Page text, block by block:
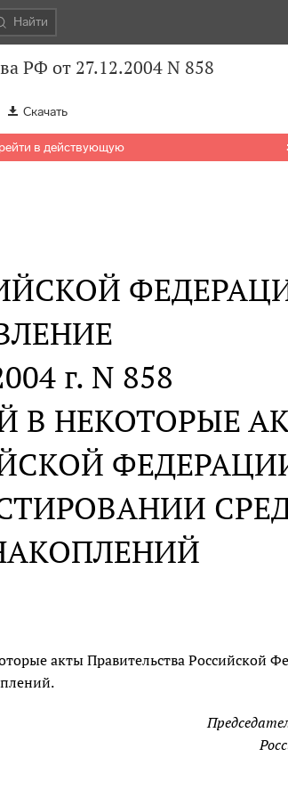
Найти
РФ от 27.12.2004 N 858
Скачать
в действующую
г. N 858
В НЕКОТОРЫЕ
акты Правительства Российской